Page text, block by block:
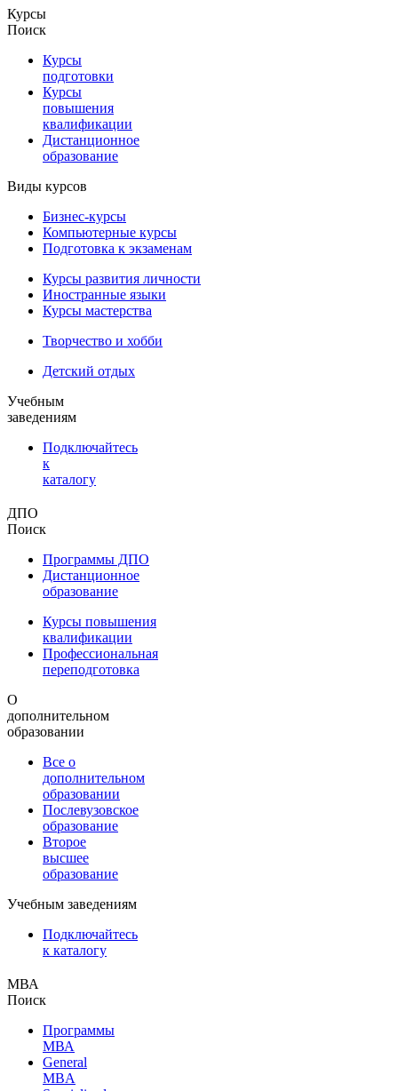
Курсы
Поиск
Курсы
подготовки
Курсы
повышения
квалификации
Дистанционное
образование
Виды курсов
Бизнес-курсы
Компьютерные курсы
Подготовка к экзаменам
Курсы развития личности
Иностранные языки
Курсы мастерства
Творчество и хобби
Детский отдых
Учебным
заведениям
Подключайтесь
к
каталогу
ДПО
Поиск
Программы ДПО
Дистанционное
образование
Курсы повышения
квалификации
Профессиональная
переподготовка
О
дополнительном
образовании
Все о
дополнительном
образовании
Послевузовское
образование
Второе
высшее
образование
Учебным заведениям
Подключайтесь
к каталогу
МВА
Поиск
Программы
МВА
General
MBA